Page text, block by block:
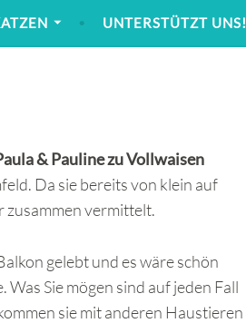
UNTERSTÜTZT UNS!
& Pauline zu Vollwaisen
Da sie bereits von klein auf
zusammen vermittelt.
gelebt und es wäre schön
Sie mögen sind auf jeden Fall
sie mit anderen Haustieren